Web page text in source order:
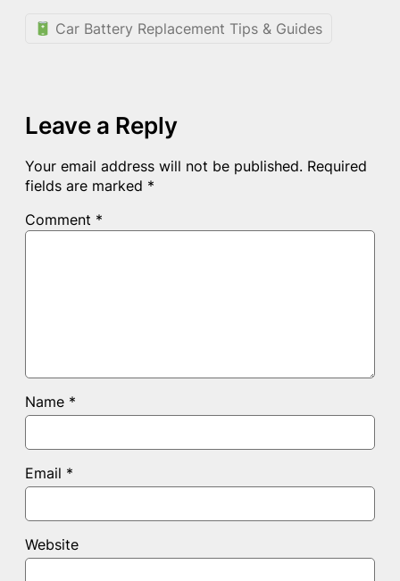
Car Battery Replacement Tips & Guides
Leave a Reply
Your email address will not be published. Required
fields are marked *
Comment *
Name *
Email *
Website